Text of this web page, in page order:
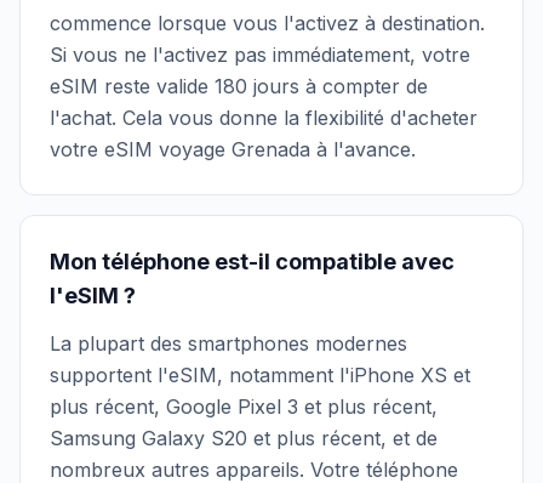
commence lorsque vous l'activez à destination.
Si vous ne l'activez pas immédiatement, votre
eSIM reste valide 180 jours à compter de
l'achat. Cela vous donne la flexibilité d'acheter
votre eSIM voyage Grenada à l'avance.
Mon téléphone est-il compatible avec
l'eSIM ?
La plupart des smartphones modernes
supportent l'eSIM, notamment l'iPhone XS et
plus récent, Google Pixel 3 et plus récent,
Samsung Galaxy S20 et plus récent, et de
nombreux autres appareils. Votre téléphone